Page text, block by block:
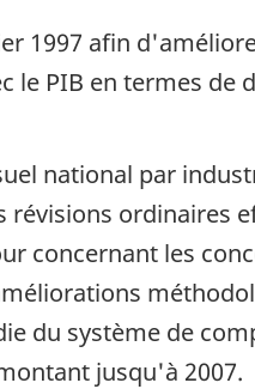
1997 afin
le PIB en termes de
national par
ordinaires
concernant les
du système de
jusqu'à 2007.